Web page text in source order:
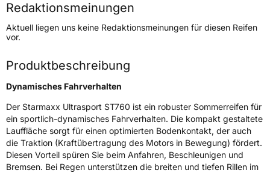
Höchstgeschwindigkeit
270 km/h
Lastindex97
Höchstlast730 kg
Generelle Merkmale
Fahrzeugtyp PKW
VerwendungSommerreifen
ModellnameUltrasport ST760
Fahrzeugart PKW & SUV
Redaktionsmeinungen
Aktuell liegen uns keine Redaktionsmeinungen für diesen Reifen
vor.
Produktbeschreibung
Dynamisches Fahrverhalten
Der Starmaxx Ultrasport ST760 ist ein robuster Sommerreifen für
ein sportlich-dynamisches Fahrverhalten. Die kompakt gestaltete
Lauffläche sorgt für einen optimierten Bodenkontakt, der auch
die Traktion (Kraftübertragung des Motors in Bewegung) fördert.
Diesen Vorteil spüren Sie beim Anfahren, Beschleunigen und
Bremsen. Bei Regen unterstützen die breiten und tiefen Rillen im